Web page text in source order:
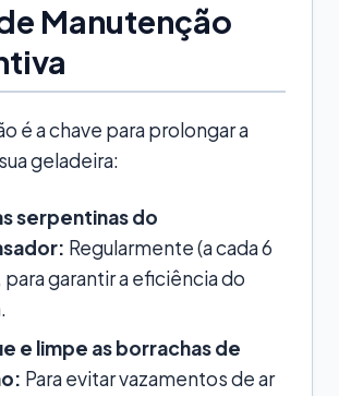
Manutenção
é a chave para prolongar a
geladeira:
serpentinas do
Regularmente (a cada 6
garantir a eficiência do
e limpe as borrachas de
Para evitar vazamentos de ar